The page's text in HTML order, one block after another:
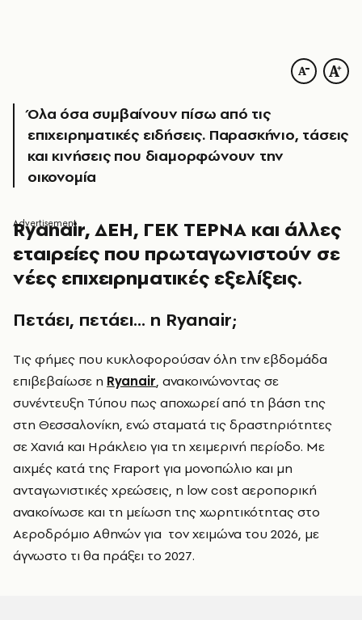
Όλα όσα συμβαίνουν πίσω από τις
επιχειρηματικές ειδήσεις. Παρασκήνιο, τάσεις
και κινήσεις που διαμορφώνουν την
οικονομία
Ryanair, ΔΕΗ, ΓΕΚ ΤΕΡΝΑ και άλλες
εταιρείες που πρωταγωνιστούν σε
νέες επιχειρηματικές εξελίξεις.
Πετάει, πετάει… η Ryanair;
Τις φήμες που κυκλοφορούσαν όλη την εβδομάδα
επιβεβαίωσε η Ryanair, ανακοινώνοντας σε
συνέντευξη Τύπου πως αποχωρεί από τη βάση της
στη Θεσσαλονίκη, ενώ σταματά τις δραστηριότητες
σε Χανιά και Ηράκλειο για τη χειμερινή περίοδο. Με
αιχμές κατά της Fraport για μονοπώλιο και μη
ανταγωνιστικές χρεώσεις, η low cost αεροπορική
ανακοίνωσε και τη μείωση της χωρητικότητας στο
Αεροδρόμιο Αθηνών για τον χειμώνα του 2026, με
άγνωστο τι θα πράξει το 2027.